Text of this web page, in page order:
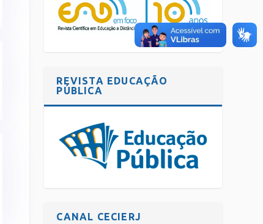
REVISTA EDUCAÇÃO
PÚBLICA
CANAL CECIERJ